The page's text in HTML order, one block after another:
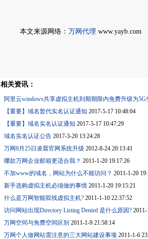
本文来源网络： 万网代理 www.yayb.com
相关资讯：
阿里云windows共享虚拟主机到期期限内免费升级为5G
【重要】域名暂代实名认证通知 2017-5-17 10:48:04
【重要】域名实名认证通知 2017-5-17 10:47:29
域名实名认证公告 2017-3-20 13:24:28
万网8月25日凌晨官网系统升级 2012-8-24 20:13:41
哪款万网企业邮箱更适合我？ 2011-1-20 19:17:26
不加www的域名，网站为什么不能访问？ 2011-1-20
新手选购虚拟主机必须做的事情 2011-1-20 19:15:21
什么是万网智能双线虚拟主机? 2011-1-10 22:37:52
访问网站出现Directory Listing Denied 是什么原因?
万网空间与免费空间区别 2011-1-9 21:58:14
万网个人做网站需注意的三大网站建设事项 2011-1-6